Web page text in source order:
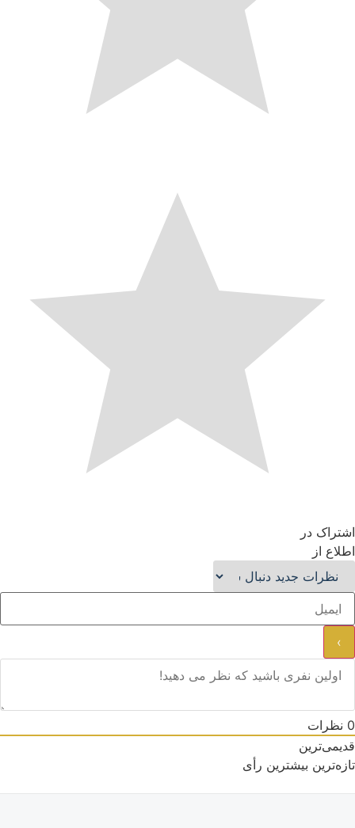
اشتراک در
اطلاع از
0 نظرات
قدیمی‌ترین
تازه‌ترین بیشترین رأی